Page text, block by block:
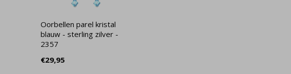
Oorbellen parel kristal
blauw - sterling zilver -
2357
€29,95